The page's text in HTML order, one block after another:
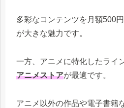
多彩なコンテンツを月額500
が大きな魅力です。
一方、アニメに特化したライ
アニメストアが最適です。
アニメ以外の作品や電子書籍